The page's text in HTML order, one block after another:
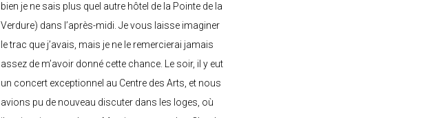
bien je ne sais plus quel autre hôtel de la Pointe de la
Verdure) dans l’après-midi. Je vous laisse imaginer
le trac que j’avais, mais je ne le remercierai jamais
assez de m’avoir donné cette chance. Le soir, il y eut
un concert exceptionnel au Centre des Arts, et nous
avions pu de nouveau discuter dans les loges, où